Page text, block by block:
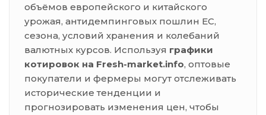
объёмов европейского и китайского
урожая, антидемпинговых пошлин ЕС,
сезона, условий хранения и колебаний
валютных курсов. Используя графики
котировок на Fresh-market.info, оптовые
покупатели и фермеры могут отслеживать
исторические тенденции и
прогнозировать изменения цен, чтобы